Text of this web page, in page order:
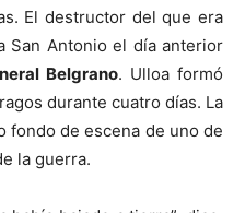
El destructor del que era
San Antonio el día anterior
Belgrano. Ulloa formó
durante cuatro días. La
fondo de escena de uno de
la guerra.